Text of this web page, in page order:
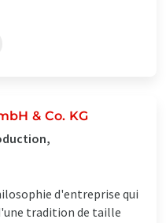
& Co. KG
d'entreprise qui
tradition de taille